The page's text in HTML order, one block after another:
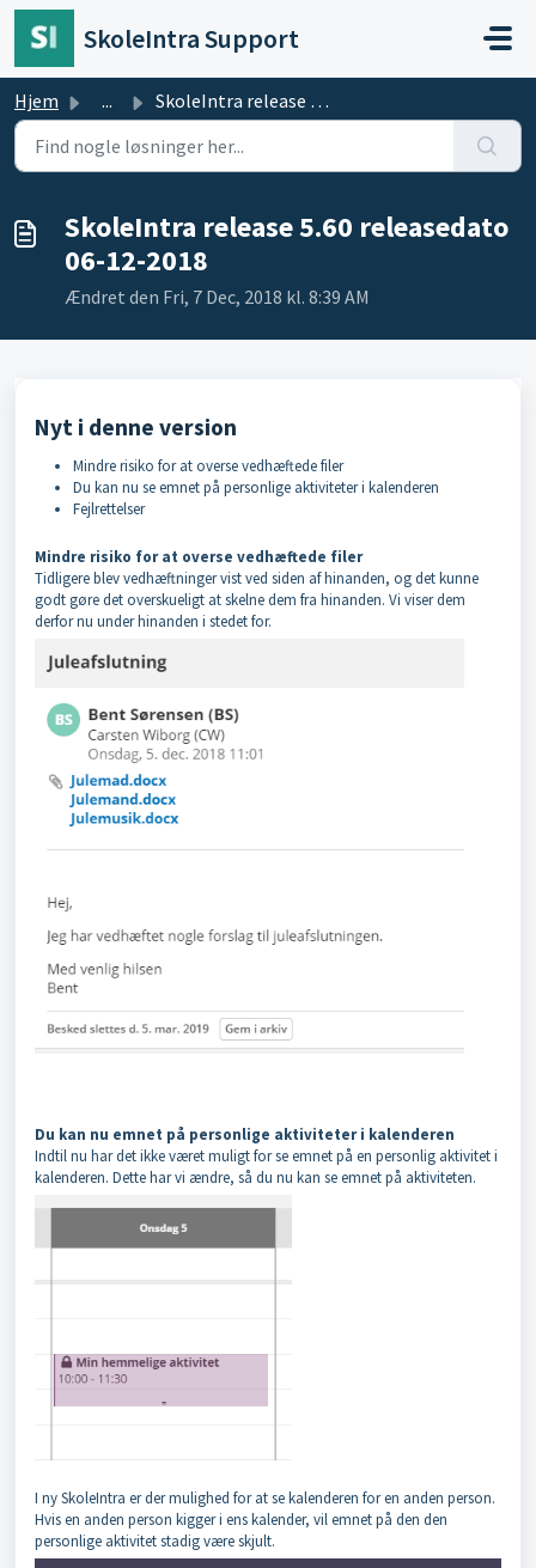
Gå til hovedindhold
SkoleIntra Support
Hjem ... SkoleIntra release 5.60 releasedato 06-12-2018
SkoleIntra release 5.60 releasedato
06-12-2018
Ændret den Fri, 7 Dec, 2018 kl. 8:39 AM
Nyt i denne version
Mindre risiko for at overse vedhæftede filer
Du kan nu se emnet på personlige aktiviteter i kalenderen
Fejlrettelser
Mindre risiko for at overse vedhæftede filer
Tidligere blev vedhæftninger vist ved siden af hinanden, og det kunne
godt gøre det overskueligt at skelne dem fra hinanden. Vi viser dem
derfor nu under hinanden i stedet for.
Du kan nu emnet på personlige aktiviteter i kalenderen
Indtil nu har det ikke været muligt for se emnet på en personlig aktivitet i
kalenderen. Dette har vi ændre, så du nu kan se emnet på aktiviteten.
I ny SkoleIntra er der mulighed for at se kalenderen for en anden person.
Hvis en anden person kigger i ens kalender, vil emnet på den den
personlige aktivitet stadig være skjult.